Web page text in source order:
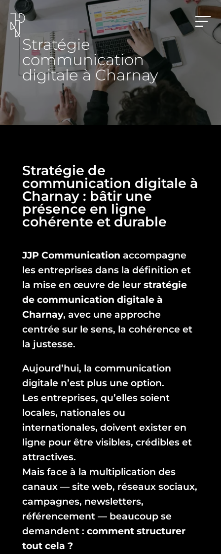
Stratégie
communication
digitale à Charnay
Stratégie de
communication digitale à
Charnay : bâtir une
présence en ligne
cohérente et durable
JJP Communication accompagne
les entreprises dans la définition et
la mise en œuvre de leur stratégie
de communication digitale à
Charnay, avec une approche
centrée sur le sens, la cohérence et
la justesse.
Aujourd’hui, la communication
digitale n’est plus une option.
Les entreprises, qu’elles soient
locales, nationales ou
internationales, doivent exister en
ligne pour être visibles, crédibles et
attractives.
Mais face à la multiplication des
canaux — site web, réseaux sociaux,
campagnes, newsletters,
référencement — beaucoup se
demandent : comment structurer
tout cela ?